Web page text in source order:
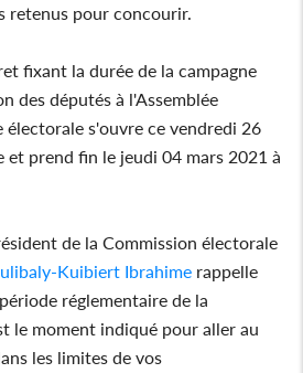
retenus pour concourir.
fixant la durée de la campagne
des députés à l'Assemblée
électorale s'ouvre ce vendredi 26
et prend fin le jeudi 04 mars 2021 à
de la Commission électorale
Kuibiert Ibrahime rappelle
réglementaire de la
le moment indiqué pour aller au
les limites de vos